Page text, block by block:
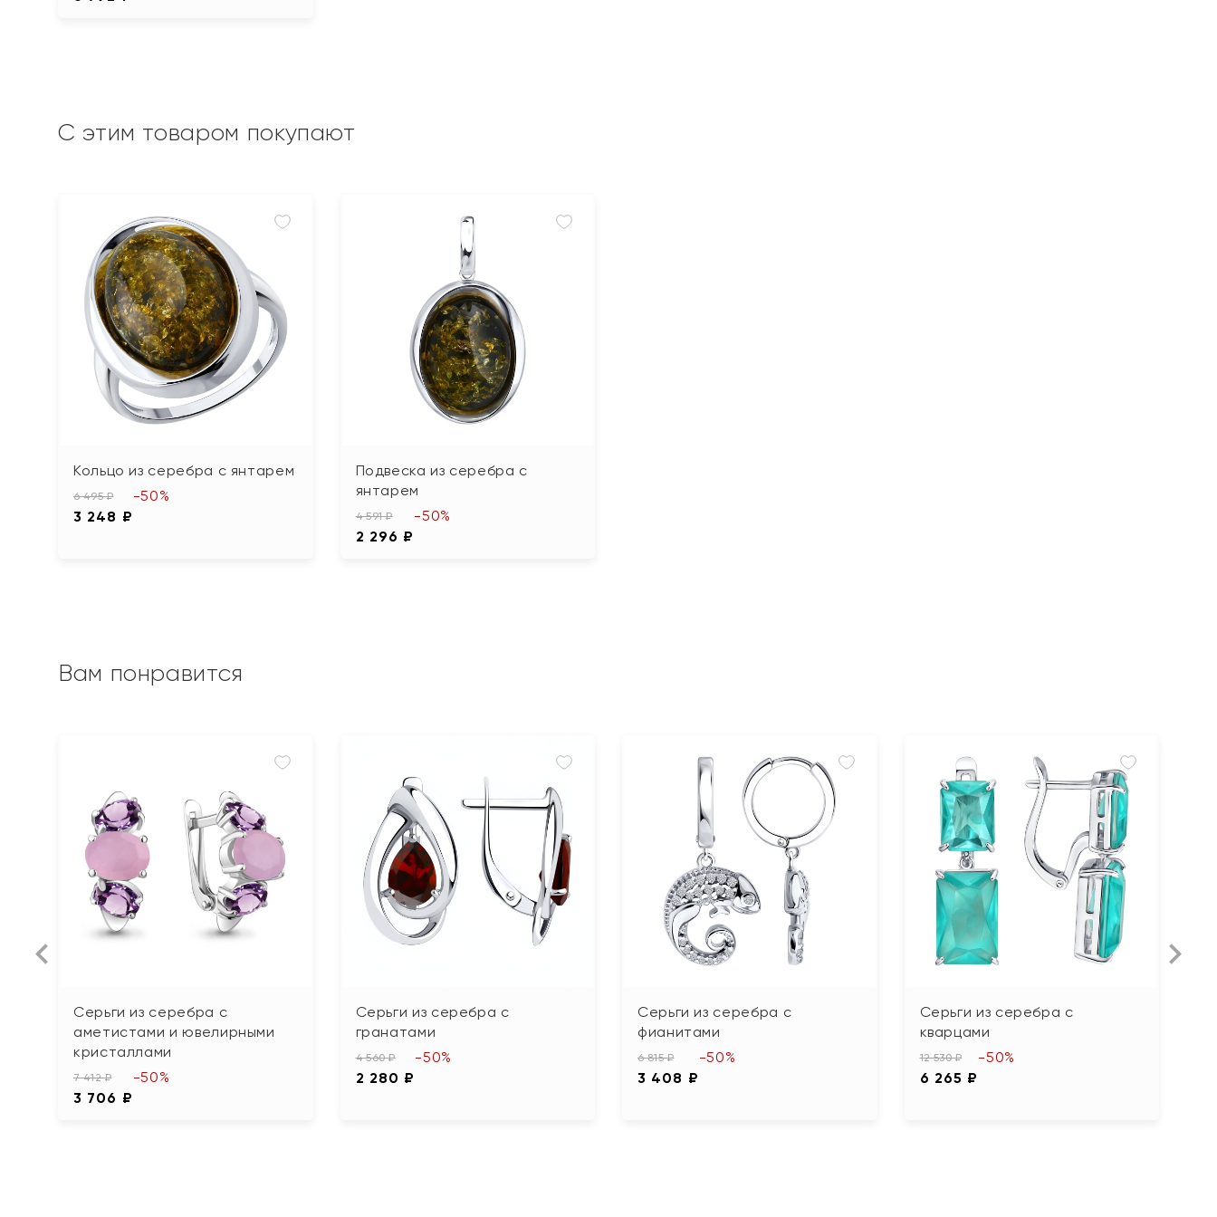
С этим товаром покупают
Кольцо из серебра с янтарем
6 495 ₽
3 248 ₽
-50%
Подвеска из серебра с
янтарем
4 591 ₽
2 296 ₽
-50%
Вам понравится
Серьги из серебра с
аметистами и ювелирными
кристаллами
7 412 ₽
3 706 ₽
-50%
Серьги из серебра с
гранатами
4 560 ₽
2 280 ₽
-50%
Серьги из серебра с
фианитами
6 815 ₽
3 408 ₽
-50%
Серьги из серебра с
кварцами
12 530 ₽
6 265 ₽
-50%